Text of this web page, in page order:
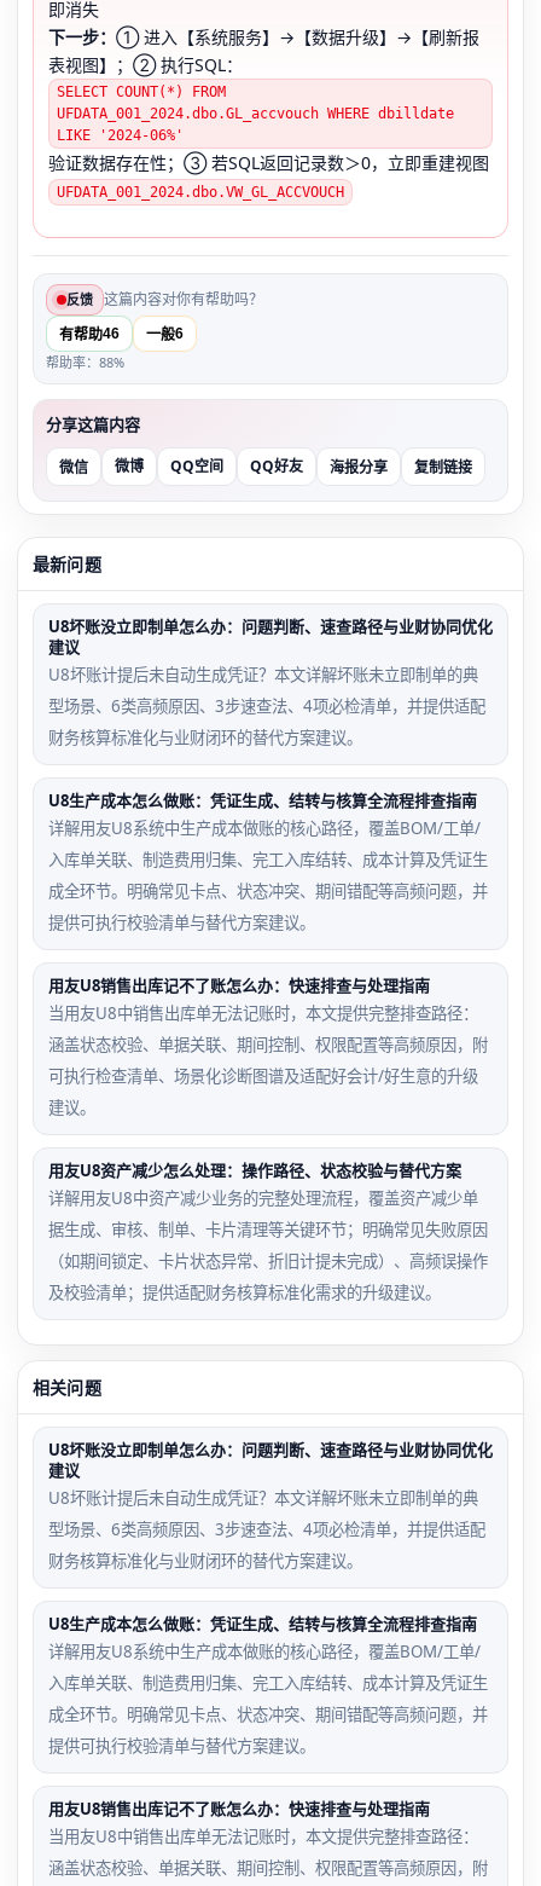
即消失
下一步： ① 进入【系统服务】→【数据升级】→【刷新报
表视图】；② 执行SQL：
SELECT COUNT(*) FROM
UFDATA_001_2024.dbo.GL_accvouch WHERE dbilldate
LIKE '2024-06%'
验证数据存在性；③ 若SQL返回记录数＞0，立即重建视图
UFDATA_001_2024.dbo.VW_GL_ACCVOUCH
反馈 这篇内容对你有帮助吗？
有帮助46 一般6
帮助率：88%
分享这篇内容
微信 微博 QQ空间 QQ好友 海报分享 复制链接
最新问题
U8坏账没立即制单怎么办：问题判断、速查路径与业财协同优化
建议
U8坏账计提后未自动生成凭证？本文详解坏账未立即制单的典
型场景、6类高频原因、3步速查法、4项必检清单，并提供适配
财务核算标准化与业财闭环的替代方案建议。
U8生产成本怎么做账：凭证生成、结转与核算全流程排查指南
详解用友U8系统中生产成本做账的核心路径，覆盖BOM/工单/
入库单关联、制造费用归集、完工入库结转、成本计算及凭证生
成全环节。明确常见卡点、状态冲突、期间错配等高频问题，并
提供可执行校验清单与替代方案建议。
用友U8销售出库记不了账怎么办：快速排查与处理指南
当用友U8中销售出库单无法记账时，本文提供完整排查路径：
涵盖状态校验、单据关联、期间控制、权限配置等高频原因，附
可执行检查清单、场景化诊断图谱及适配好会计/好生意的升级
建议。
用友U8资产减少怎么处理：操作路径、状态校验与替代方案
详解用友U8中资产减少业务的完整处理流程，覆盖资产减少单
据生成、审核、制单、卡片清理等关键环节；明确常见失败原因
（如期间锁定、卡片状态异常、折旧计提未完成）、高频误操作
及校验清单；提供适配财务核算标准化需求的升级建议。
相关问题
U8坏账没立即制单怎么办：问题判断、速查路径与业财协同优化
建议
U8坏账计提后未自动生成凭证？本文详解坏账未立即制单的典
型场景、6类高频原因、3步速查法、4项必检清单，并提供适配
财务核算标准化与业财闭环的替代方案建议。
U8生产成本怎么做账：凭证生成、结转与核算全流程排查指南
详解用友U8系统中生产成本做账的核心路径，覆盖BOM/工单/
入库单关联、制造费用归集、完工入库结转、成本计算及凭证生
成全环节。明确常见卡点、状态冲突、期间错配等高频问题，并
提供可执行校验清单与替代方案建议。
用友U8销售出库记不了账怎么办：快速排查与处理指南
当用友U8中销售出库单无法记账时，本文提供完整排查路径：
涵盖状态校验、单据关联、期间控制、权限配置等高频原因，附